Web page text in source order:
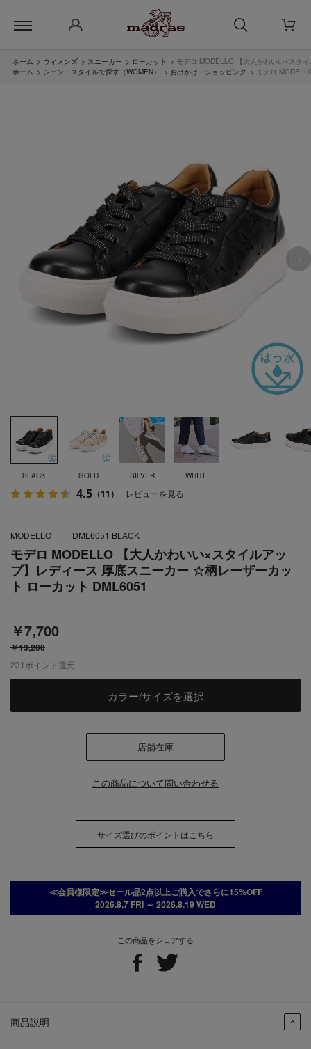
ホーム > ウィメンズ > スニーカー > ローカット > モデロ MODELLO 【大人かわいい×スタ
ホーム > シーン・スタイルで探す（WOMEN） > お出かけ・ショッピング > モデロ
BLACK GOLD SILVER WHITE
モデロ MODELLO 【大人かわいい×スタイルアッ
プ】レディース 厚底スニーカー ☆柄レーザーカッ
ト ローカット DML6051
4.5 （11） レビューを見る
￥7,700
￥13,200
この商品をシェアする
商品説明
MODELLO DML6051 BLACK
231 ポイント還元
カラー/サイズを選択
店舗在庫
この商品について問い合わせる
サイズ選びのポイントはこちら
≪会員様限定≫セール品2点以上ご購入でさらに15%OFF
2026.8.7 FRI ～ 2026.8.19 WED